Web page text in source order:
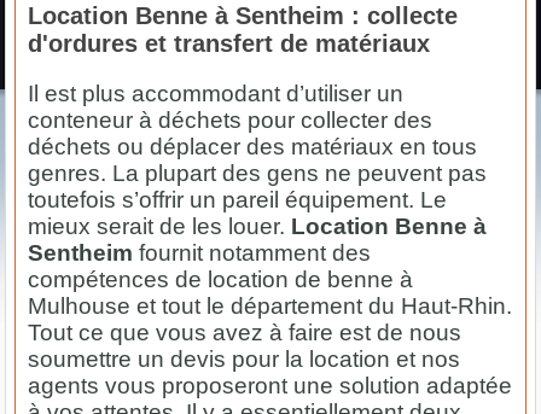
Location Benne à Sentheim : collecte
d'ordures et transfert de matériaux
Il est plus accommodant d’utiliser un
conteneur à déchets pour collecter des
déchets ou déplacer des matériaux en tous
genres. La plupart des gens ne peuvent pas
toutefois s’offrir un pareil équipement. Le
mieux serait de les louer. Location Benne à
Sentheimfournit notamment des
compétences de location de benne à
Mulhouse et tout le département du Haut-Rhin.
Tout ce que vous avez à faire est de nous
soumettre un devis pour la location et nos
agents vous proposeront une solution adaptée